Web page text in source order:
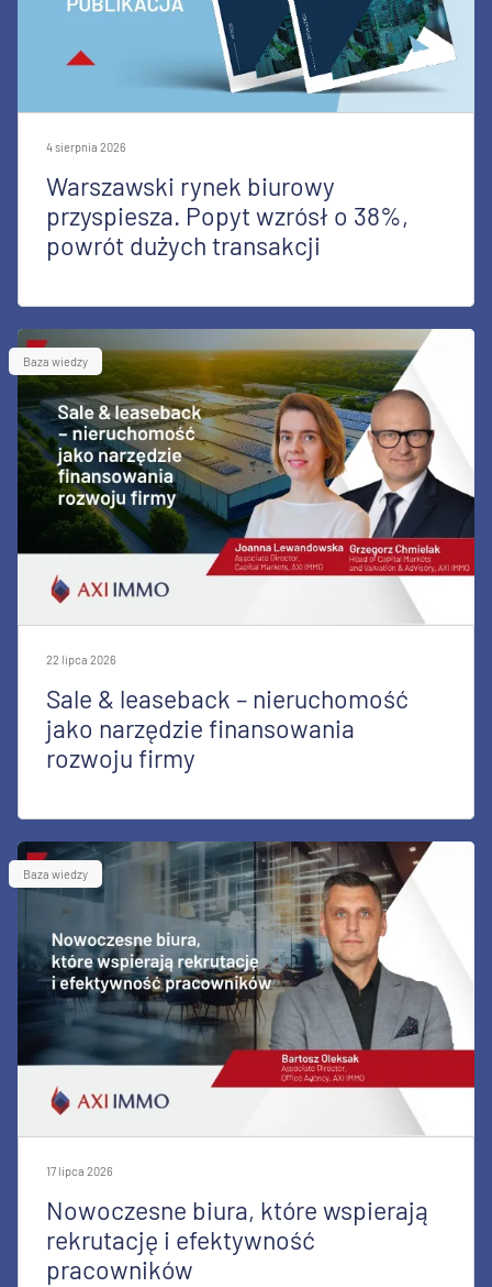
4 sierpnia 2026
Warszawski rynek biurowy
przyspiesza. Popyt wzrósł o 38%,
powrót dużych transakcji
Baza wiedzy
22 lipca 2026
Sale & leaseback – nieruchomość
jako narzędzie finansowania
rozwoju firmy
Baza wiedzy
17 lipca 2026
Nowoczesne biura, które wspierają
rekrutację i efektywność
pracowników